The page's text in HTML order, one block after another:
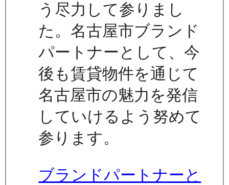
う尽力して参りまし
た。名古屋市ブランド
パートナーとして、今
後も賃貸物件を通じて
名古屋市の魅力を発信
していけるよう努めて
参ります。
ブランドパートナーと